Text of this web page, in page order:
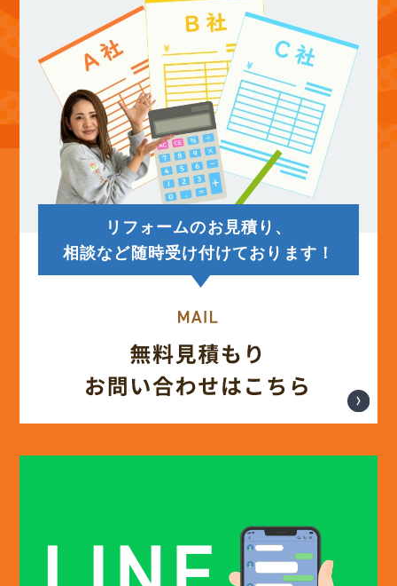
2025年9月 (12)
2025年8月 (13)
2025年7月 (14)
2025年6月 (12)
2025年5月 (12)
(12)
2025年2月 (13)
リフォームのお見積り、
相談など随時受け付けております！